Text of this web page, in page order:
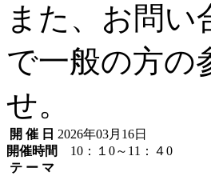
また、お問い
で一般の方の
せ。
開 催 日 2026年03月16日
開催時間
10：１0～11：４0
テ ー マ